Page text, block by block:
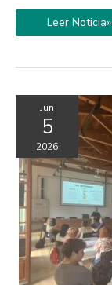
Navidad-
Reyes
2025
Leer Noticia»
Jun
5
2026